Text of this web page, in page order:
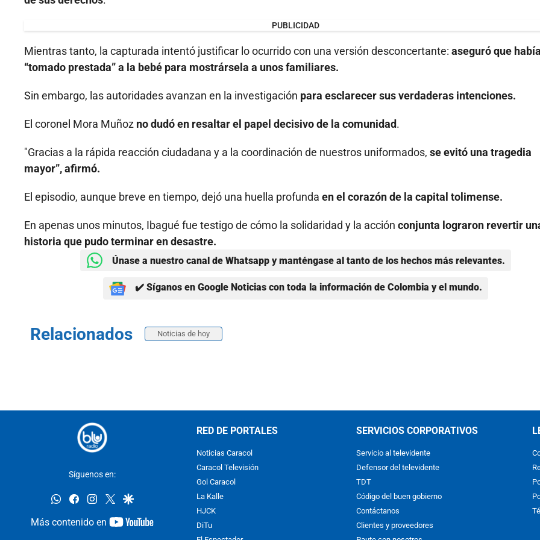
PUBLICIDAD
Mientras tanto, la capturada intentó justificar lo ocurrido con una versión desconcertante: aseguró que
“tomado prestada” a la bebé para mostrársela a unos familiares.
Sin embargo, las autoridades avanzan en la investigación para esclarecer sus verdaderas intenciones.
El coronel Mora Muñoz no dudó en resaltar el papel decisivo de la comunidad.
"Gracias a la rápida reacción ciudadana y a la coordinación de nuestros uniformados, se evitó una tragedia
mayor”, afirmó.
El episodio, aunque breve en tiempo, dejó una huella profunda en el corazón de la capital tolimense.
En apenas unos minutos, Ibagué fue testigo de cómo la solidaridad y la acción conjunta lograron revertir
historia que pudo terminar en desastre.
Únase a nuestro canal de Whatsapp y manténgase al tanto de los hechos más relevantes.
✔️ Síganos en Google Noticias con toda la información de Colombia y el mundo.
Relacionados Noticias de hoy
Síguenos en:
whatsappfacebookinstagram
twittergoogle
Más contenido en
youtube-
RED DE PORTALES
Noticias Caracol
Caracol Televisión
Gol Caracol
La Kalle
HJCK
DiTu
SERVICIOS CORPORATIVOS
Servicio al televidente
Defensor del televidente
TDT
Código del buen gobierno
Contáctanos
Clientes y proveedores